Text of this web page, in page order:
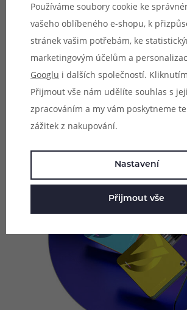
kapacitu integrované baterie. Ta se
1000 mAh, e-cigareta si tak
intenzivnějším mnohahodinovým
stavu baterie vás bude informovat
části. V případě nutnosti potom
portu USB-C proudem až 1A.
Používáme soubory cookie ke
vašeho oblíbeného e-shopu, k
stránek vašim potřebám, ke
marketingovým účelům a
Googlu i dalších společností.
Přijmout vše nám udělíte souhlas s
zpracováním a my vám poskytneme
zážitek z nakupování.
Nastavení
Přijmout vše